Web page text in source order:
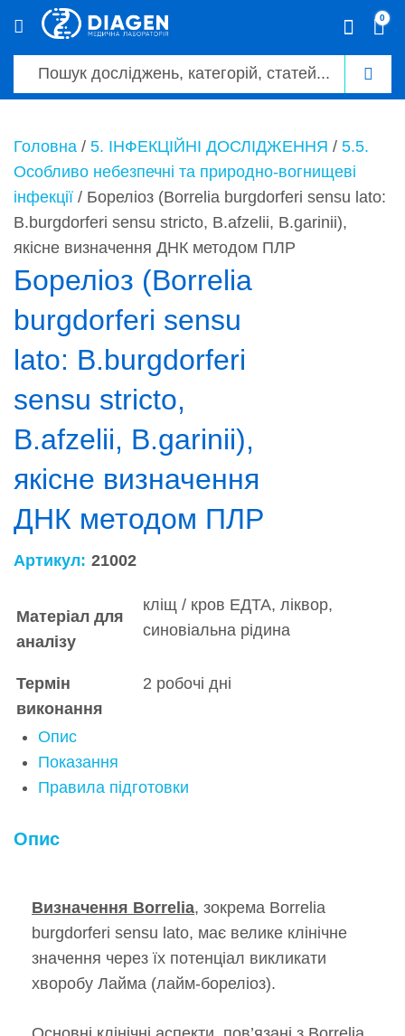
0
Головна / 5. ІНФЕКЦІЙНІ ДОСЛІДЖЕННЯ / 5.5.
Особливо небезпечні та природно-вогнищеві
інфекції / Бореліоз (Borrelia burgdorferi sensu lato:
B.burgdorferi sensu stricto, B.afzelii, B.garinii),
якісне визначення ДНК методом ПЛР
Бореліоз (Borrelia
burgdorferi sensu
lato: B.burgdorferi
sensu stricto,
B.afzelii, B.garinii),
якісне визначення
ДНК методом ПЛР
Артикул: 21002
Матеріал для
аналізу
кліщ / кров ЕДТА, ліквор,
синовіальна рідина
Термін
виконання
2 робочі дні
Опис
Показання
Правила підготовки
Опис
Визначення Borrelia, зокрема Borrelia
burgdorferi sensu lato, має велике клінічне
значення через їх потенціал викликати
хворобу Лайма (лайм-бореліоз).